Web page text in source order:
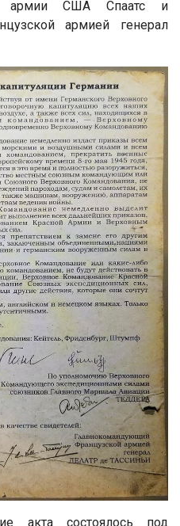
армии США Спаатс и
армией генерал
акта состоялось под